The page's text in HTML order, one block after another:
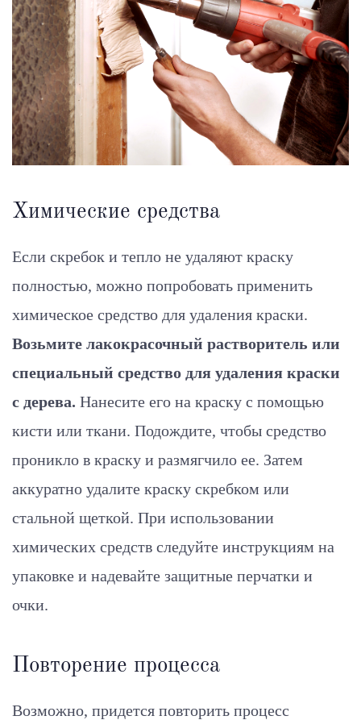
Химические средства
Если скребок и тепло не удаляют краску
полностью, можно попробовать применить
химическое средство для удаления краски.
Возьмите лакокрасочный растворитель или
специальный средство для удаления краски
с дерева. Нанесите его на краску с помощью
кисти или ткани. Подождите, чтобы средство
проникло в краску и размягчило ее. Затем
аккуратно удалите краску скребком или
стальной щеткой. При использовании
химических средств следуйте инструкциям на
упаковке и надевайте защитные перчатки и
очки.
Повторение процесса
Возможно, придется повторить процесс